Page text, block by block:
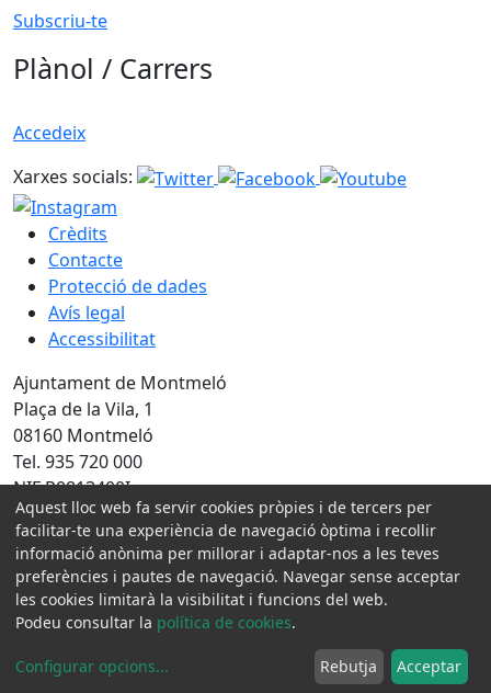
Subscriu-te
Plànol / Carrers
Accedeix
Xarxes socials:
Crèdits
Contacte
Protecció de dades
Avís legal
Accessibilitat
Ajuntament de Montmeló
Plaça de la Vila, 1
08160 Montmeló
Tel. 935 720 000
NIF P0813400I
Amb la col·laboració de:
Aquest lloc web fa servir cookies pròpies i de tercers per
facilitar-te una experiència de navegació òptima i recollir
informació anònima per millorar i adaptar-nos a les teves
preferències i pautes de navegació. Navegar sense acceptar
les cookies limitarà la visibilitat i funcions del web.
Podeu consultar la política de cookies.
Configurar opcions... Rebutja Acceptar